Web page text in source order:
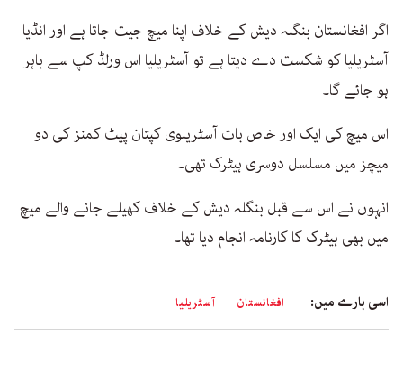
اگر افغانستان بنگلہ دیش کے خلاف اپنا میچ جیت جاتا ہے اور انڈیا
آسٹریلیا کو شکست دے دیتا ہے تو آسٹریلیا اس ورلڈ کپ سے باہر
ہو جائے گا۔
اس میچ کی ایک اور خاص بات آسٹریلوی کپتان پیٹ کمنز کی دو
میچز میں مسلسل دوسری ہیٹرک تھی۔
انہوں نے اس سے قبل بنگلہ دیش کے خلاف کھیلے جانے والے میچ
میں بھی ہیٹرک کا کارنامہ انجام دیا تھا۔
اسی بارے میں: افغانستان آسٹریلیا